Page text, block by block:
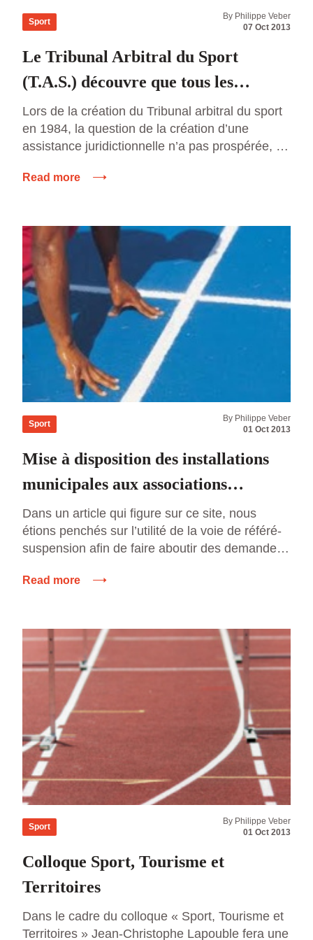
Sport
By Philippe Veber
07 Oct 2013
Le Tribunal Arbitral du Sport
(T.A.S.) découvre que tous les
sportifs ne sont pas fortunés !
Lors de la création du Tribunal arbitral du sport
en 1984, la question de la création d’une
assistance juridictionnelle n’a pas prospérée, ni
lacune ne relève pas du hasard mais
Chacun doit pouvoir payer, […]
Read more
Sport
By Philippe Veber
01 Oct 2013
Mise à disposition des installations
municipales aux associations
sportives
Dans un article qui figure sur ce site, nous
étions penchés sur l’utilité de la voie de référé-
suspension afin de faire aboutir des demandes
municipales en début de saison sportive à la
[…]
Read more
Sport
By Philippe Veber
01 Oct 2013
Colloque Sport, Tourisme et
Territoires
Dans le cadre du colloque « Sport, Tourisme et
Territoires » Jean-Christophe Lapouble fera une